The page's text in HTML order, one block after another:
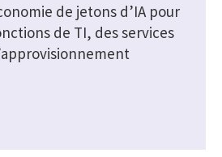
de jetons d’IA pour
de TI, des services